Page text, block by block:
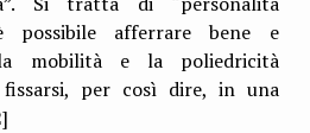
afferrare bene e
la mobilità e la poliedricità
per così dire, in una